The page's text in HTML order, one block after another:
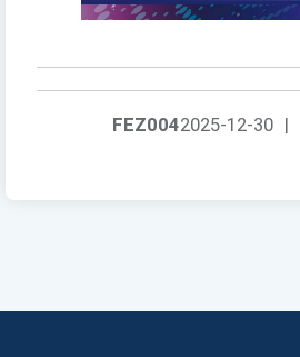
FEZ0042025-12-30 |